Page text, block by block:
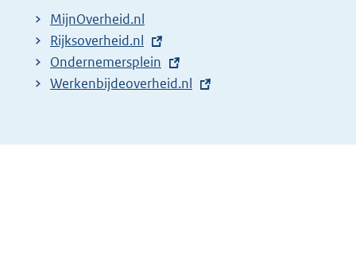
l
i
n
k
MijnOverheid.nl
E
x
t
n
Rijksoverheid.nl
E
x
r
Ondernemersplein
E
e
Werkenbijdeoverheid.nl